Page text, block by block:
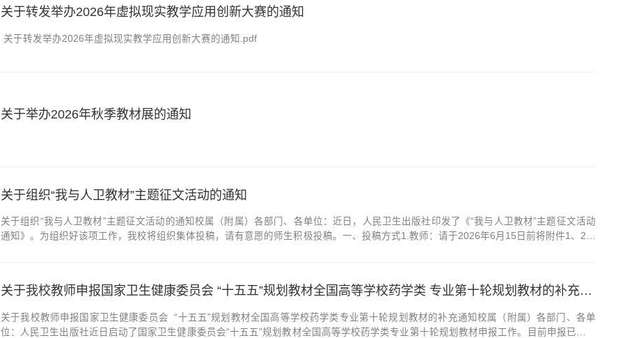
关于转发举办2026年虚拟现实教学应用创新大赛的通知
关于转发举办2026年虚拟现实教学应用创新大赛的通知.pdf
关于举办2026年秋季教材展的通知
关于组织“我与人卫教材”主题征文活动的通知
关于组织“我与人卫教材”主题征文活动的通知校属（附属）各部门、各单位：近日，人民卫生出版社印发了《“我与人卫教材”主题征文活动
通知》。为组织好该项工作，我校将组织集体投稿，请有意愿的师生积极投稿。一、投稿方式1.教师：请于2026年6月15日前将附件1、2的
关于我校教师申报国家卫生健康委员会 “十五五”规划教材全国高等学校药学类 专业第十轮规划教材的补充通知
关于我校教师申报国家卫生健康委员会 “十五五”规划教材全国高等学校药学类专业第十轮规划教材的补充通知校属（附属）各部门、各单
位：人民卫生出版社近日启动了国家卫生健康委员会“十五五”规划教材全国高等学校药学类专业第十轮规划教材申报工作。目前申报已接近